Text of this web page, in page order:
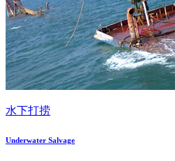
水下打捞
Underwater Salvage